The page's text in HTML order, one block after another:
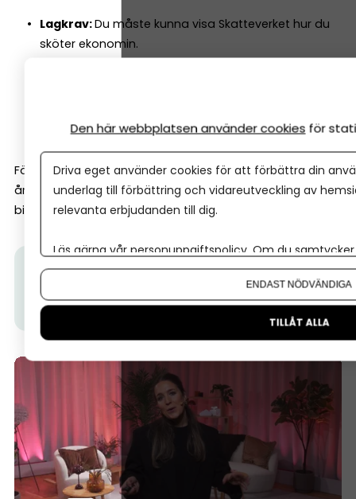
Lagkrav:Du måste kunna visa Skatteverket hur du
sköter ekonomin.
prissättning, budget och investeringar.
För aktiebolag är bokföringen dessutom grunden för
årsredovisningen, medan enskilda firmor lämnar NE-
bilagan i deklarationen.
Här kan du se videon där Hilda från vår partner Spiris
delar sina tre viktigaste ekonomitips för dig som
ska starta eget.
Den här webbplatsen använder cookies för
Driva eget använder cookies för att förbättra din
underlag till förbättring och vidareutveckling av
relevanta erbjudanden till dig.
Läs gärna vår personuppgiftspolicy. Om du
Om du vill ändra ditt val i efterhand hittar du den
ENDAST NÖDVÄNDIGA
TILLÅT ALLA